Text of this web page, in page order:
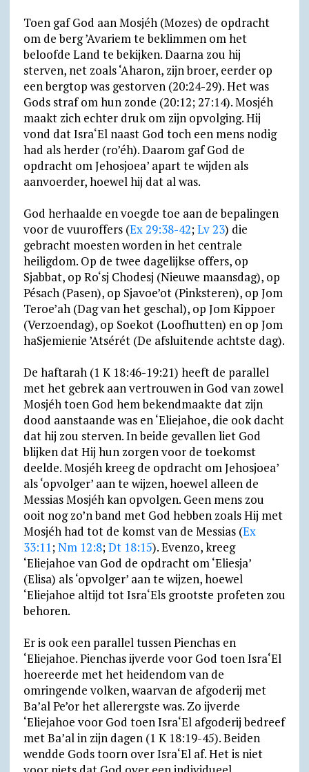
Toen gaf God aan Mosjéh (Mozes) de opdracht
om de berg ’Avariem te beklimmen om het
beloofde Land te bekijken. Daarna zou hij
sterven, net zoals ‘Aharon, zijn broer, eerder op
een bergtop was gestorven (20:24-29). Het was
Gods straf om hun zonde (20:12; 27:14). Mosjéh
maakt zich echter druk om zijn opvolging. Hij
vond dat Isra‘El naast God toch een mens nodig
had als herder (ro’éh). Daarom gaf God de
opdracht om Jehosjoea’ apart te wijden als
aanvoerder, hoewel hij dat al was.
God herhaalde en voegde toe aan de bepalingen
voor de vuuroffers (Ex 29:38-42;Lv 23) die
gebracht moesten worden in het centrale
heiligdom. Op de twee dagelijkse offers, op
Sjabbat, op Ro‘sj Chodesj (Nieuwe maansdag), op
Pésach (Pasen), op Sjavoe’ot (Pinksteren), op Jom
Teroe’ah (Dag van het geschal), op Jom Kippoer
(Verzoendag), op Soekot (Loofhutten) en op Jom
haSjemienie ’Atsérét (De afsluitende achtste dag).
De haftarah (1 K 18:46-19:21) heeft de parallel
met het gebrek aan vertrouwen in God van zowel
Mosjéh toen God hem bekendmaakte dat zijn
dood aanstaande was en ‘Eliejahoe, die ook dacht
dat hij zou sterven. In beide gevallen liet God
blijken dat Hij hun zorgen voor de toekomst
deelde. Mosjéh kreeg de opdracht om Jehosjoea’
als ‘opvolger’ aan te wijzen, hoewel alleen de
Messias Mosjéh kan opvolgen. Geen mens zou
ooit nog zo’n band met God hebben zoals Hij met
Mosjéh had tot de komst van de Messias (Ex
33:11;Nm 12:8;Dt 18:15). Evenzo, kreeg
‘Eliejahoe van God de opdracht om ‘Eliesja’
(Elisa) als ‘opvolger’ aan te wijzen, hoewel
‘Eliejahoe altijd tot Isra‘Els grootste profeten zou
behoren.
Er is ook een parallel tussen Pienchas en
‘Eliejahoe. Pienchas ijverde voor God toen Isra‘El
hoereerde met het heidendom van de
omringende volken, waarvan de afgoderij met
Ba’al Pe’or het allerergste was. Zo ijverde
‘Eliejahoe voor God toen Isra‘El afgoderij bedreef
met Ba’al in zijn dagen (1 K 18:19-45). Beiden
wendde Gods toorn over Isra‘El af. Het is niet